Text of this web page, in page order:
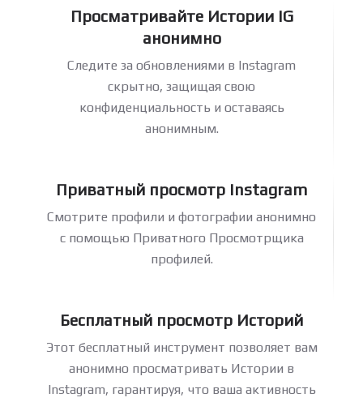
Просматривайте Истории IG
анонимно
Следите за обновлениями в Instagram
скрытно, защищая свою
конфиденциальность и оставаясь
анонимным.
Приватный просмотр Instagram
Смотрите профили и фотографии анонимно
с помощью Приватного Просмотрщика
профилей.
Бесплатный просмотр Историй
Этот бесплатный инструмент позволяет вам
анонимно просматривать Истории в
Instagram, гарантируя, что ваша активность